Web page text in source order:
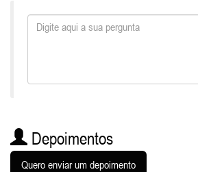
Depoimentos
Quero enviar um depoimento